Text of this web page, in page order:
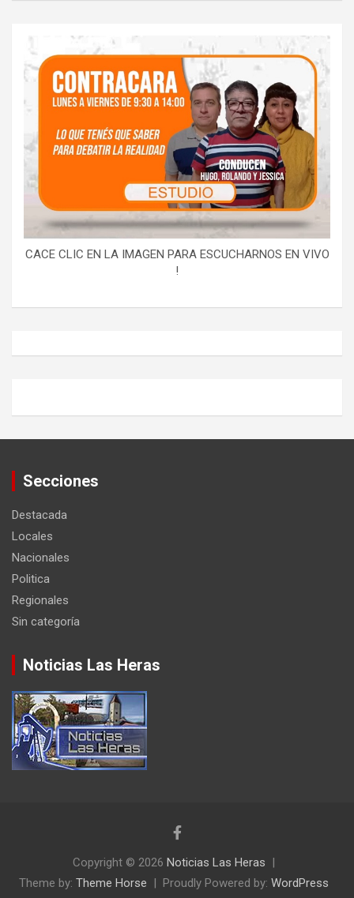
CACE CLIC EN LA IMAGEN PARA ESCUCHARNOS EN VIVO
!
Secciones
Destacada
Locales
Nacionales
Politica
Regionales
Sin categoría
Noticias Las Heras
Copyright © 2026 Noticias Las Heras
Theme by: Theme Horse Proudly Powered by: WordPress